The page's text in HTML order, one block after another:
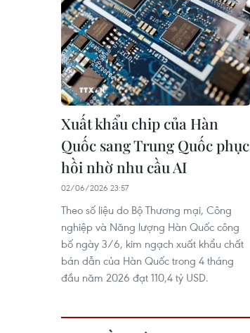
Xuất khẩu chip của Hàn
Quốc sang Trung Quốc phục
hồi nhờ nhu cầu AI
02/06/2026 23:57
Theo số liệu do Bộ Thương mại, Công
nghiệp và Năng lượng Hàn Quốc công
bố ngày 3/6, kim ngạch xuất khẩu chất
bán dẫn của Hàn Quốc trong 4 tháng
đầu năm 2026 đạt 110,4 tỷ USD.